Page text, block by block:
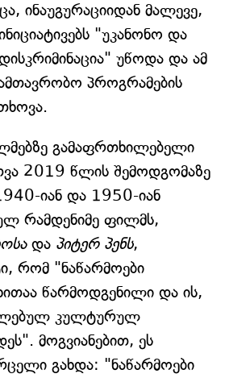
ინაუგურაციიდან მალევე,
"უკანონო და
უწოდა და ამ
პროგრამების
გამაფრთხილებელი
2019 წლის შემოდგომაზე
იან და 1950-იან
რამდენიმე ფილმს,
და პიტერ პენს,
რომ "ნაწარმოები
წარმოდგენილი და ის,
კულტურულ
მოგვიანებით, ეს
გახდა: "ნაწარმოები